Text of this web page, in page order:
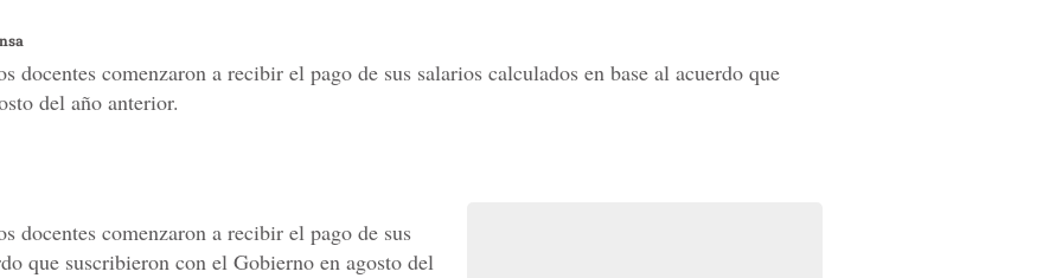
docentes comenzaron a recibir el pago de sus salarios calculados en base al acuerdo que
del año anterior.
docentes comenzaron a recibir el pago de sus
que suscribieron con el Gobierno en agosto del